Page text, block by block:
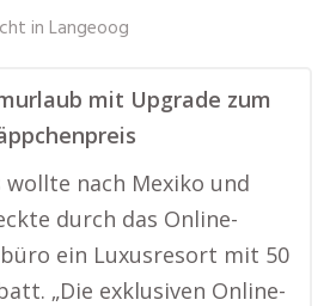
in Langeoog
mit Upgrade zum
wollte nach Mexiko und
durch das Online-
ein Luxusresort mit 50
„Die exklusiven Online-